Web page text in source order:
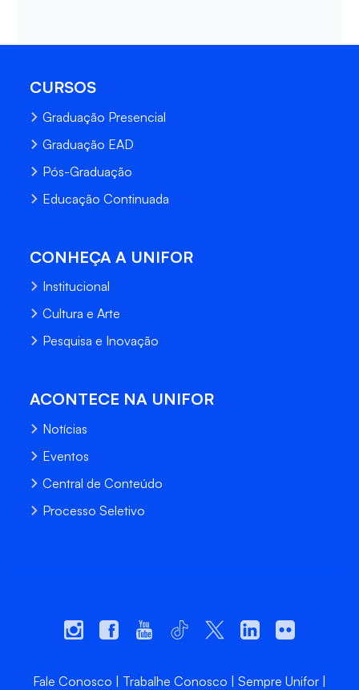
CURSOS
Graduação Presencial
Graduação EAD
Pós-Graduação
Educação Continuada
CONHEÇA A UNIFOR
Institucional
Cultura e Arte
Pesquisa e Inovação
ACONTECE NA UNIFOR
Notícias
Eventos
Central de Conteúdo
Processo Seletivo
Fale Conosco Trabalhe Conosco
Sempre Unifor